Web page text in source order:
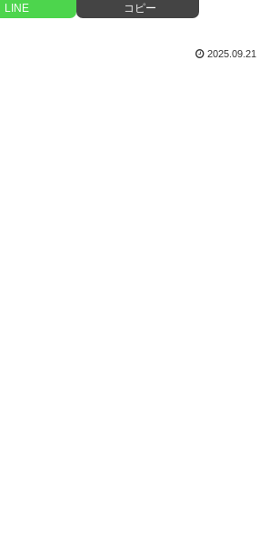
LINE コピー
2025.09.21